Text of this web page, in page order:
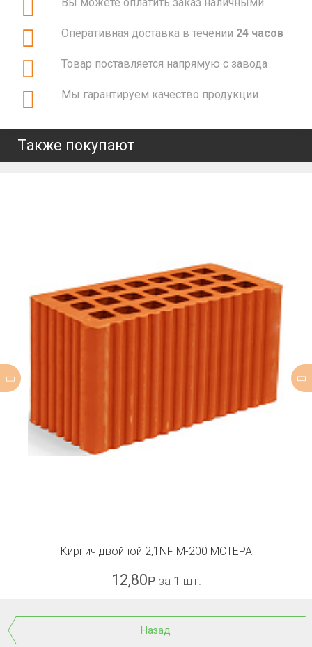
Оперативная доставка в течении 24 часов
Товар поставляется напрямую с завода
Мы гарантируем качество продукции
Также покупают
Кирпич двойной 2,1NF М-200 МСТЕРА
12,80Р за 1 шт.
Назад